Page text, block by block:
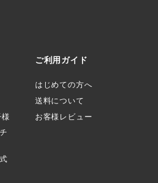
ご利用ガイド
はじめての方へ
送料について
お客様レビュー